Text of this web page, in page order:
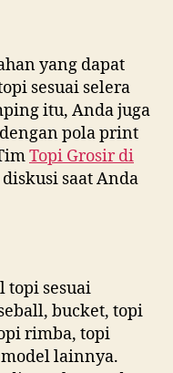
yang dapat
sesuai selera
itu, Anda juga
pola print
Topi Grosir di
saat Anda
topi sesuai
bucket, topi
rimba, topi
lainnya.